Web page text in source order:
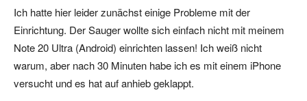
Ich hatte hier leider zunächst einige Probleme mit der
Einrichtung. Der Sauger wollte sich einfach nicht mit meinem
Note 20 Ultra (Android) einrichten lassen! Ich weiß nicht
warum, aber nach 30 Minuten habe ich es mit einem iPhone
versucht und es hat auf anhieb geklappt.